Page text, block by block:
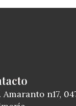
Amaranto n17,